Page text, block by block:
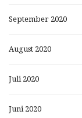
September 2020
August 2020
Juli 2020
Juni 2020